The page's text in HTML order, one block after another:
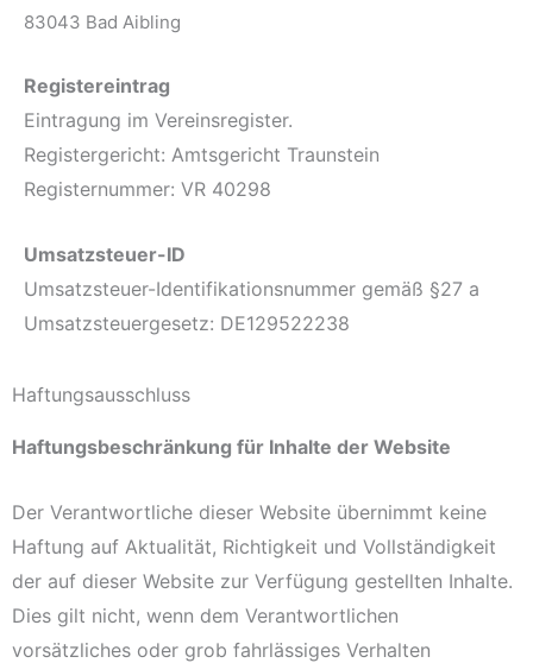
83043 Bad Aibling
Registereintrag
Eintragung im Vereinsregister.
Registergericht: Amtsgericht Traunstein
Registernummer: VR 40298
Umsatzsteuer-ID
Umsatzsteuer-Identifikationsnummer gemäß §27 a
Umsatzsteuergesetz: DE129522238
Haftungsausschluss
Haftungsbeschränkung für Inhalte der Website
Der Verantwortliche dieser Website übernimmt keine
Haftung auf Aktualität, Richtigkeit und Vollständigkeit
der auf dieser Website zur Verfügung gestellten Inhalte.
Dies gilt nicht, wenn dem Verantwortlichen
vorsätzliches oder grob fahrlässiges Verhalten